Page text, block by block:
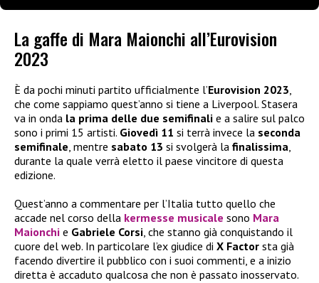
La gaffe di Mara Maionchi all’Eurovision
2023
È da pochi minuti partito ufficialmente l’Eurovision 2023,
che come sappiamo quest’anno si tiene a Liverpool. Stasera
va in onda la prima delle due semifinali e a salire sul palco
sono i primi 15 artisti. Giovedì 11 si terrà invece la seconda
semifinale, mentre sabato 13 si svolgerà la finalissima,
durante la quale verrà eletto il paese vincitore di questa
edizione.
Quest’anno a commentare per l’Italia tutto quello che
accade nel corso della kermesse musicale sono Mara
Maionchi e Gabriele Corsi, che stanno già conquistando il
cuore del web. In particolare l’ex giudice di X Factor sta già
facendo divertire il pubblico con i suoi commenti, e a inizio
diretta è accaduto qualcosa che non è passato inosservato.